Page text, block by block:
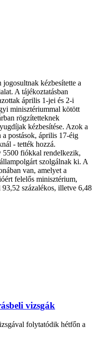
kézbesítette a
A tájékoztatásban
április 1-jei és 2-i
minisztériummal kötött
rögzítetteknek
kézbesítése. Azok a
postások, április 17-éig
- tették hozzá.
5500 fiókkal rendelkezik,
szolgálnak ki. A
van, amelyet a
felelős minisztérium,
százalékos, illetve 6,48
vizsgák
folytatódik hétfőn a